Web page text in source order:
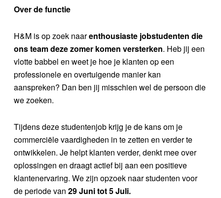
Over de functie
H&M is op zoek naarenthousiaste jobstudenten die
ons team deze zomer komen versterken. Heb jij een
vlotte babbel en weet je hoe je klanten op een
professionele en overtuigende manier kan
aanspreken? Dan ben jij misschien wel de persoon die
we zoeken.
Tijdens deze studentenjob krijg je de kans om je
commerciële vaardigheden in te zetten en verder te
ontwikkelen. Je helpt klanten verder, denkt mee over
oplossingen en draagt actief bij aan een positieve
klantenervaring. We zijn opzoek naar studenten voor
de periode van 29 Juni tot 5 Juli.